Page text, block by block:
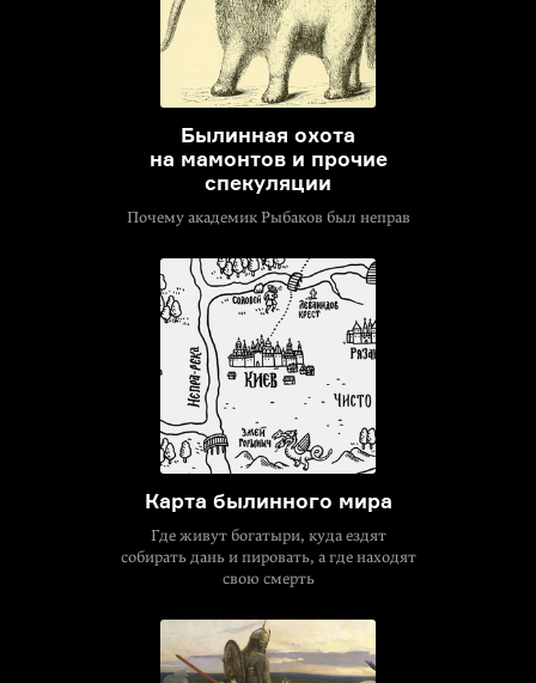
Былинная охота
на мамонтов и прочие
спекуляции
Почему академик Рыбаков был неправ
Карта былинного мира
Где живут богатыри, куда ездят
собирать дань и пировать, а где находят
свою смерть